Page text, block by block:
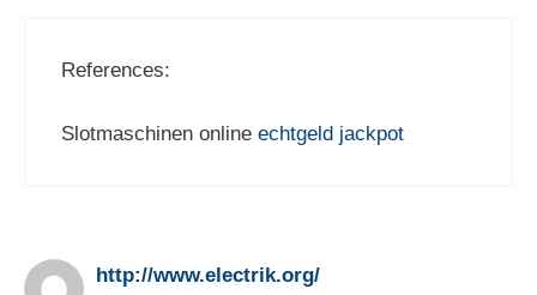
References:
Slotmaschinen online echtgeld jackpot
http://www.electrik.org/